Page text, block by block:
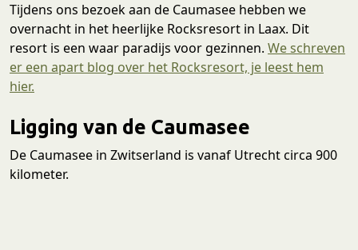
Tijdens ons bezoek aan de Caumasee hebben we
overnacht in het heerlijke Rocksresort in Laax. Dit
resort is een waar paradijs voor gezinnen. We schreven
er een apart blog over het Rocksresort, je leest hem
hier.
Ligging van de Caumasee
De Caumasee in Zwitserland is vanaf Utrecht circa 900
kilometer.